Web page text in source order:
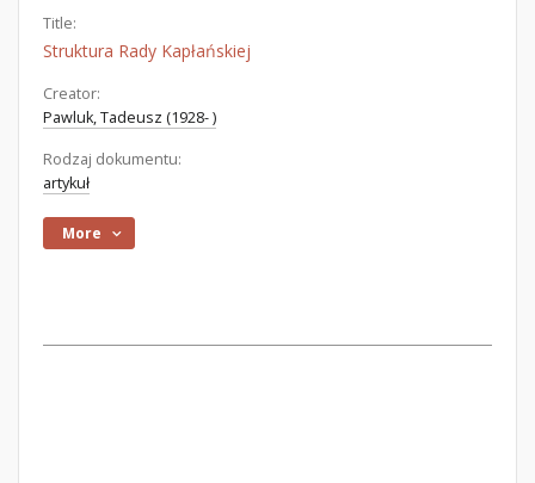
Title:
Struktura Rady Kapłańskiej
Creator:
Pawluk, Tadeusz (1928- )
Rodzaj dokumentu:
artykuł
More